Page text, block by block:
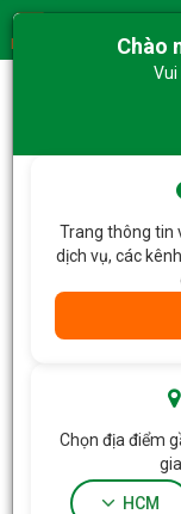
Menu
Hoa
Chào
Vui
Trang thông tin
dịch vụ, các
Chọn địa điểm
HCM